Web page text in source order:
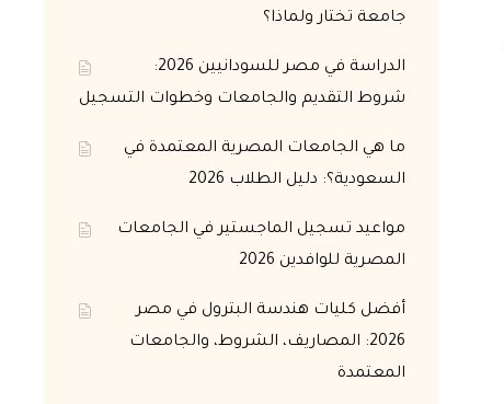
جامعة تختار ولماذا؟
الدراسة في مصر للسودانيين 2026:
شروط التقديم والجامعات وخطوات التسجيل
ما هي الجامعات المصرية المعتمدة في
السعودية؟: دليل الطلاب 2026
مواعيد تسجيل الماجستير في الجامعات
المصرية للوافدين 2026
أفضل كليات هندسة البترول في مصر
2026: المصاريف، الشروط، والجامعات
المعتمدة